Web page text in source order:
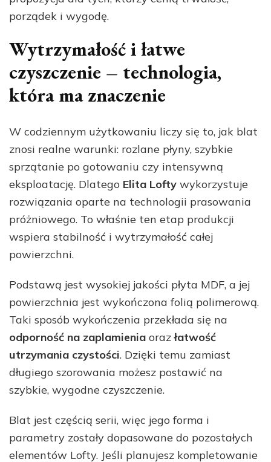
porządek i wygodę.
Wytrzymałość i łatwe
czyszczenie – technologia,
która ma znaczenie
W codziennym użytkowaniu liczy się to, jak blat
znosi realne warunki: rozlane płyny, szybkie
sprzątanie po gotowaniu czy intensywną
eksploatację. Dlatego Elita Lofty wykorzystuje
rozwiązania oparte na technologii prasowania
próżniowego. To właśnie ten etap produkcji
wspiera stabilność i wytrzymałość całej
powierzchni.
Podstawą jest wysokiej jakości płyta MDF, a jej
powierzchnia jest wykończona folią polimerową.
Taki sposób wykończenia przekłada się na
odporność na zaplamienia orazłatwość
utrzymania czystości. Dzięki temu zamiast
długiego szorowania możesz postawić na
szybkie, wygodne czyszczenie.
Blat jest częścią serii, więc jego forma i
parametry zostały dopasowane do pozostałych
elementów Lofty. Jeśli planujesz kompletowanie